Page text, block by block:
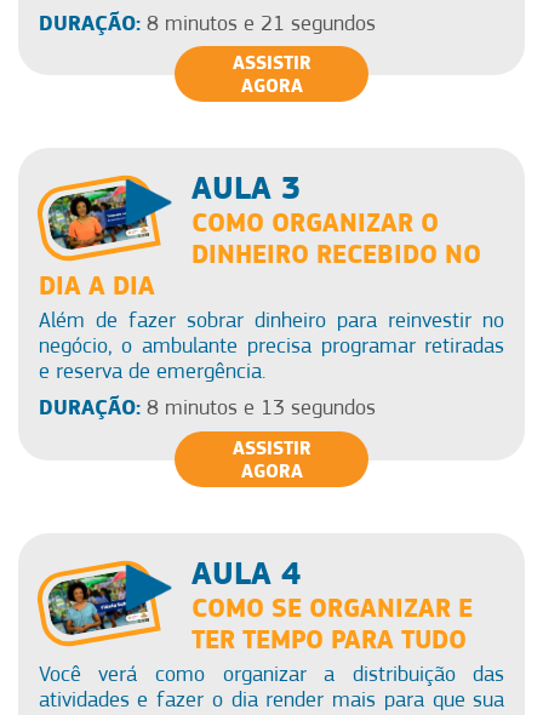
DURAÇÃO:8 minutos e 21 segundos
ASSISTIR
AGORA
AULA 3
COMO ORGANIZAR O
DINHEIRO RECEBIDO NO
DIA A DIA
Além de fazer sobrar dinheiro para reinvestir no
negócio, o ambulante precisa programar retiradas
e reserva de emergência.
DURAÇÃO:8 minutos e 13 segundos
ASSISTIR
AGORA
AULA 4
COMO SE ORGANIZAR E
TER TEMPO PARA TUDO
Você verá como organizar a distribuição das
atividades e fazer o dia render mais para que sua